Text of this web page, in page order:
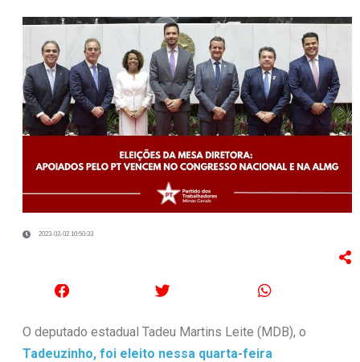
2023-02-02 10:50:33
O deputado estadual Tadeu Martins Leite (MDB), o
Tadeuzinho, foi eleito nessa quarta-feira